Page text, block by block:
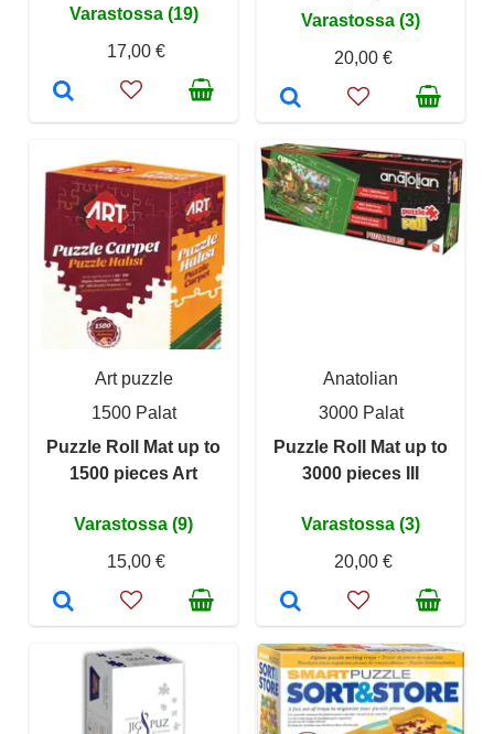
Varastossa (19)
17,00 €
Varastossa (3)
20,00 €
Art puzzle
1500 Palat
Puzzle Roll Mat up to
1500 pieces Art
Varastossa (9)
15,00 €
Anatolian
3000 Palat
Puzzle Roll Mat up to
3000 pieces III
Varastossa (3)
20,00 €